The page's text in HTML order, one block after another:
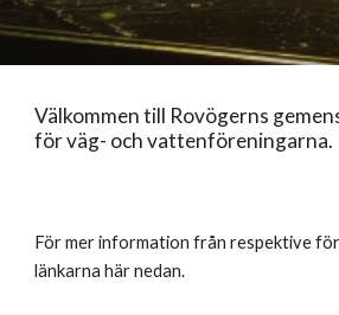
Välkommen till Rovögerns
för väg- och vattenföreningarna.
För mer information från respektive
länkarna här nedan.